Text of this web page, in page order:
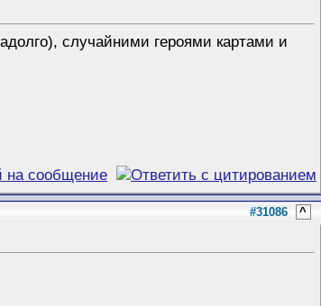
случайними героями картами и
#31086 ^